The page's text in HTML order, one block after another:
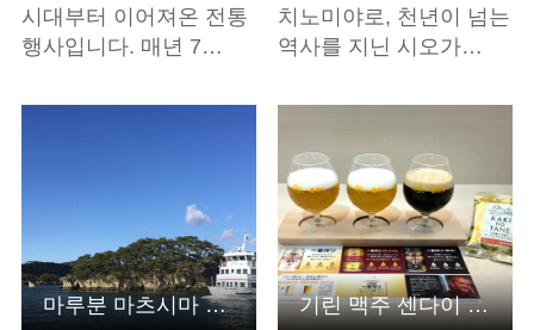
시대부터 이어져온 전통
행사입니다. 매년 7…
치노미야로, 천년이 넘는
역사를 지닌 시오가…
마루분 마츠시마 기선 주식회사 기린 맥주 센다이 공장